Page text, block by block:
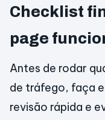
Checklist
page
Antes de rodar
de tráfego, faça
revisão rápida e